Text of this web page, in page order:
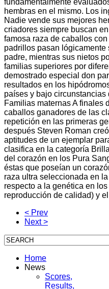
fundamentalmente
hembras en el mismo. Los
Nadie vende sus mejores
criadores siempre buscan
famosa raza de caballos
padrillos pasan
padre, mientras sus nietos
familias superiores por
demostrado especial don
resultados en los
países y bajo circunstancias
Familias maternas A finales
caballos ganadores de las
repetición en las primeras
después Steven Roman
aptitudes de un ejemplar
clasifica en la categoría
del corazón en los Pura
éstas que poseían un
raza ultra seleccionada en
respecto a la genética en
reproducción de calidad) y
< Prev
Next >
Home
News
Scores,
Results,